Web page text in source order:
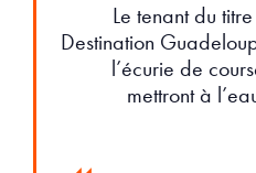
Le tenant du
Destination
l’écurie de
mettront à